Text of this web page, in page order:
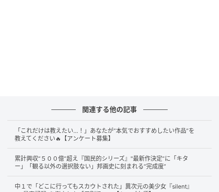
関連する他の記事
「これだけは教えたい…！」あなたが“本気でおすすめしたい作品”を
教えてください🔥【アンケート募集】
累計興収“５００億”超え『国民的シリーズ』"最新作決定”に「キタ
ー」「観る以外の選択肢ない」邦画史に刻まれる“完成度”
中１で「どこに行ってもスカウトされた」異次元の美少女『silent』